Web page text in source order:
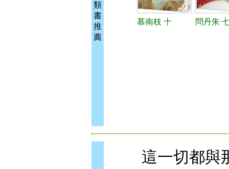
類
書
推
薦
慕南枝 十 問丹朱
這一切都與那